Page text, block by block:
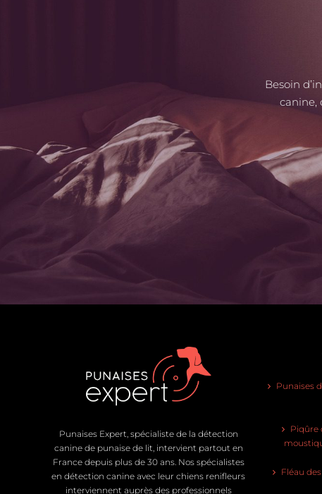
Besoin
canine,
Punaises Expert, spécialiste de la détection
canine de punaise de lit, intervient partout en
France depuis plus de 30 ans. Nos spécialistes
en détection canine avec leur chiens renifleurs
interviennent auprès des professionnels
Punaises
Piqûre
Fléau